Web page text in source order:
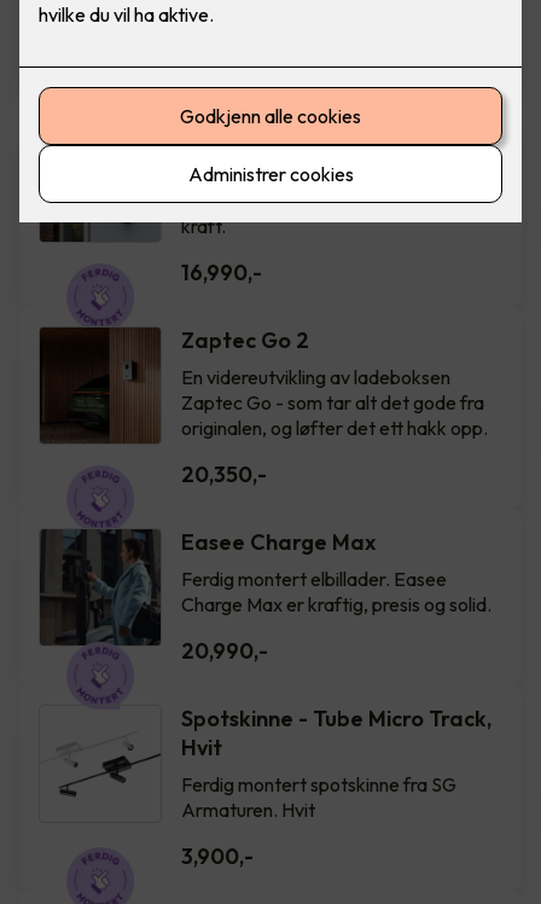
Ferdig montert elbillader - Zaptec Go
16,990,-
Easee Charge Up
Ferdig montert elbillader. Easee
Charge UP er liten, smart og full av
kraft.
16,990,-
Zaptec Go 2
En videreutvikling av ladeboksen
Zaptec Go - som tar alt det gode fra
originalen, og løfter det ett hakk opp.
20,350,-
Easee Charge Max
Ferdig montert elbillader. Easee
Charge Max er kraftig, presis og solid.
20,990,-
Spotskinne - Tube Micro Track,
Hvit
Ferdig montert spotskinne fra SG
Armaturen. Hvit
3,900,-